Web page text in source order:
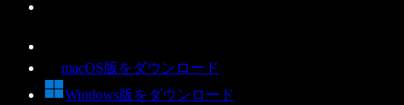
macOS版をダウンロード
Windows版をダウンロード